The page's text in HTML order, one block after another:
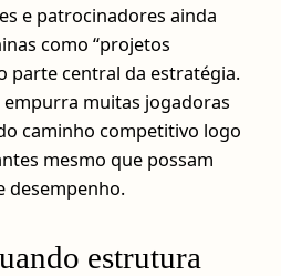
e patrocinadores ainda
como “projetos
parte central da estratégia.
empurra muitas jogadoras
caminho competitivo logo
mesmo que possam
desempenho.
estrutura